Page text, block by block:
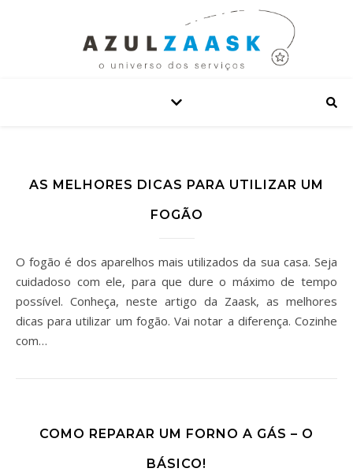
AS MELHORES DICAS PARA UTILIZAR UM
FOGÃO
O fogão é dos aparelhos mais utilizados da sua casa. Seja
cuidadoso com ele, para que dure o máximo de tempo
possível. Conheça, neste artigo da Zaask, as melhores
dicas para utilizar um fogão. Vai notar a diferença. Cozinhe
com…
COMO REPARAR UM FORNO A GÁS – O
BÁSICO!